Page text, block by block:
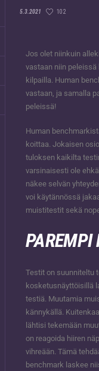
5.3.2021 102
Jos olet niinkuin
vastaan niin
kilpailla. Human
vastaan, ja samalla
peleissä!
Human
koittaa. Jokaisen
tuloksen kaikilta
varsinaisesti ole
näkee selvän
voi käytännössä
muistitestit sekä
PAREMPI
Testit on suunniteltu
kosketusnäyttöisillä
testiä. Muutamia
kännykällä.
lähtisi tekemään
on reagoida hiiren
vihreään. Tämä
benchmark laskee